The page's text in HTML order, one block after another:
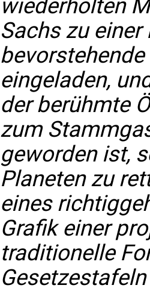
wiederholten
Sachs zu
eingeladen,
der berühmte
zum
geworden ist,
Planeten zu
eines
Grafik einer
traditionelle